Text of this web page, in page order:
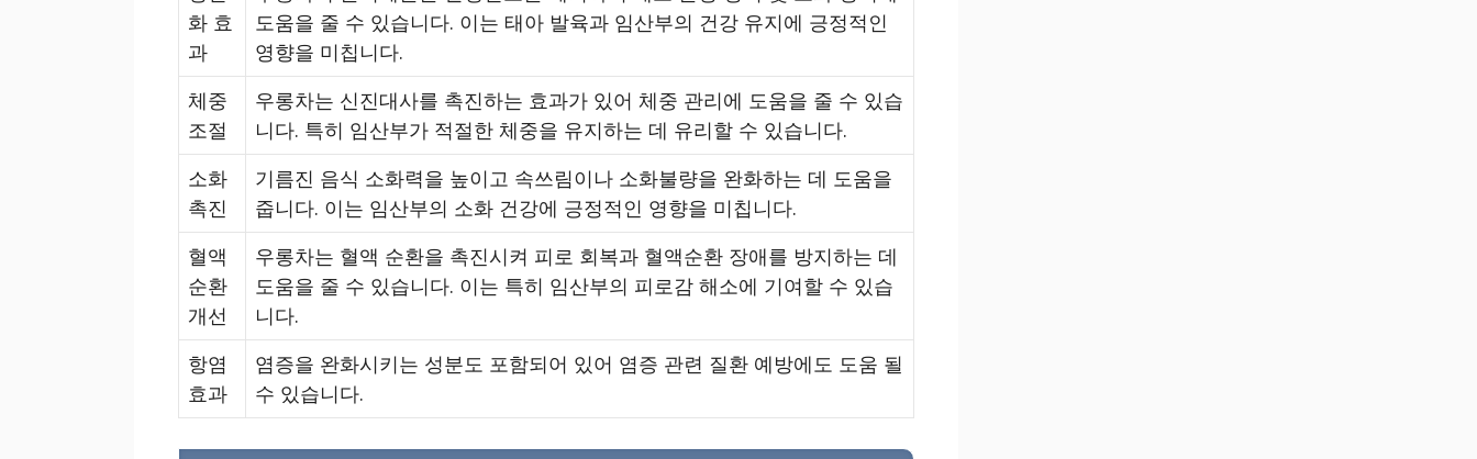
화 효
과
도움을 줄 수 있습니다. 이는 태아 발육과 임산부의 건강 유지에 긍정적인
영향을 미칩니다.
체중
조절
우롱차는 신진대사를 촉진하는 효과가 있어 체중 관리에 도움을 줄 수 있습
니다. 특히 임산부가 적절한 체중을 유지하는 데 유리할 수 있습니다.
소화
촉진
기름진 음식 소화력을 높이고 속쓰림이나 소화불량을 완화하는 데 도움을
줍니다. 이는 임산부의 소화 건강에 긍정적인 영향을 미칩니다.
혈액
순환
개선
우롱차는 혈액 순환을 촉진시켜 피로 회복과 혈액순환 장애를 방지하는 데
도움을 줄 수 있습니다. 이는 특히 임산부의 피로감 해소에 기여할 수 있습
니다.
항염
효과
염증을 완화시키는 성분도 포함되어 있어 염증 관련 질환 예방에도 도움 될
수 있습니다.